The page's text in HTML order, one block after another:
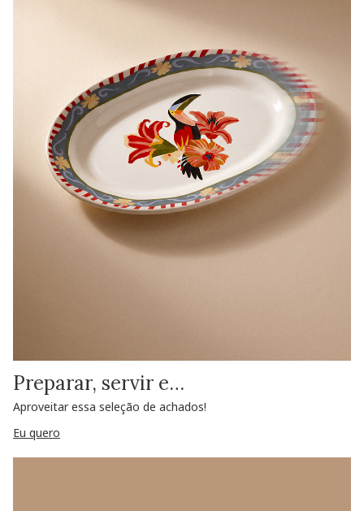
Preparar, servir e…
Aproveitar essa seleção de achados!
Eu quero